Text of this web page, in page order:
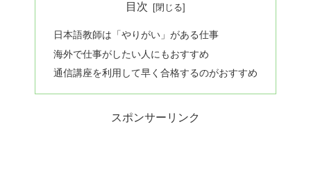
目次
日本語教師は「やりがい」がある仕事
海外で仕事がしたい人にもおすすめ
通信講座を利用して早く合格するのがおすすめ
スポンサーリンク